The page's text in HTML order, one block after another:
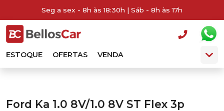
Seg a sex - 8h às 18:30h | Sáb - 8h às 17h
ESTOQUE OFERTAS VENDA
Ford Ka 1.0 8V/1.0 8V ST Flex 3p